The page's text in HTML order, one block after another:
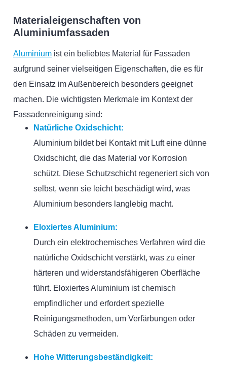
Materialeigenschaften von
Aluminiumfassaden
Aluminium ist ein beliebtes Material für Fassaden
aufgrund seiner vielseitigen Eigenschaften, die es für
den Einsatz im Außenbereich besonders geeignet
machen. Die wichtigsten Merkmale im Kontext der
Fassadenreinigung sind:
Natürliche Oxidschicht:
Aluminium bildet bei Kontakt mit Luft eine dünne
Oxidschicht, die das Material vor Korrosion
schützt. Diese Schutzschicht regeneriert sich von
selbst, wenn sie leicht beschädigt wird, was
Aluminium besonders langlebig macht.
Eloxiertes Aluminium:
Durch ein elektrochemisches Verfahren wird die
natürliche Oxidschicht verstärkt, was zu einer
härteren und widerstandsfähigeren Oberfläche
führt. Eloxiertes Aluminium ist chemisch
empfindlicher und erfordert spezielle
Reinigungsmethoden, um Verfärbungen oder
Schäden zu vermeiden.
Hohe Witterungsbeständigkeit: